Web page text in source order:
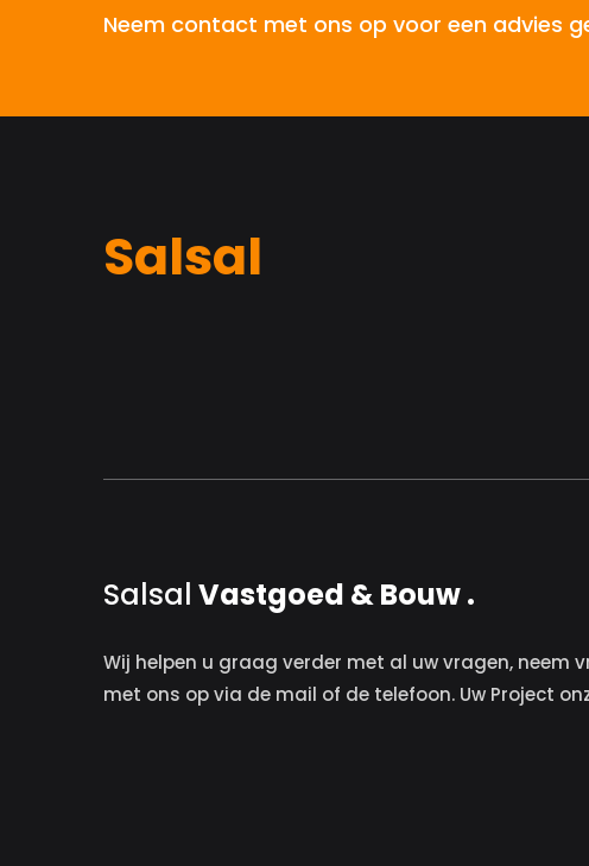
Neem contact met ons op voor een advies
Salsal
Salsal Vastgoed & Bouw .
Wij helpen u graag verder met al uw vragen, neem
met ons op via de mail of de telefoon. Uw Project